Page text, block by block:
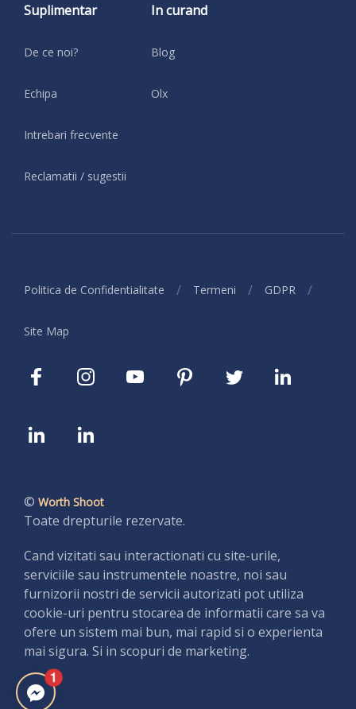
Suplimentar
De ce noi?
Echipa
Intrebari frecvente
Reclamatii / sugestii
In curand
Blog
Olx
Politica de Confidentialitate / Termeni / GDPR /
Site Map
© Worth Shoot
Toate drepturile rezervate.
Cand vizitati sau interactionati cu site-urile,
serviciile sau instrumentele noastre, noi sau
furnizorii nostri de servicii autorizati pot utiliza
cookie-uri pentru stocarea de informatii care sa va
ofere un sistem mai bun, mai rapid si o experienta
mai sigura. Si in scopuri de marketing.